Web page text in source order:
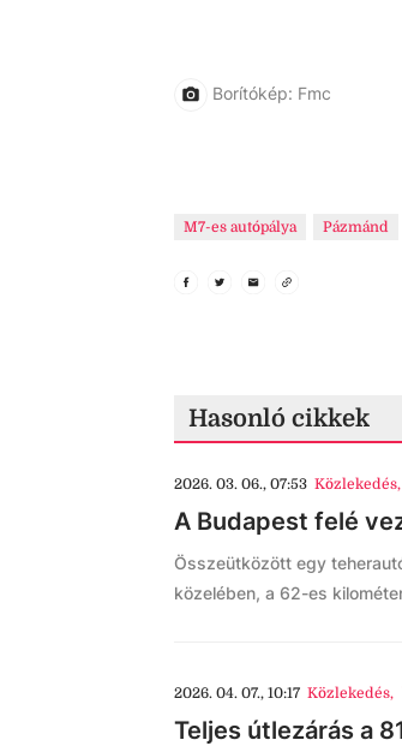
Borítókép: Fmc
M7-es autópálya Pázmánd
Hasonló cikkek
2026. 03. 06., 07:53 Közlekedés,
A Budapest felé
Összeütközött egy
közelében, a 62-es
2026. 04. 07., 10:17 Közlekedés,
Teljes útlezárás a